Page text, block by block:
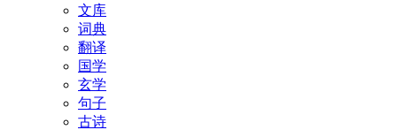
文库
词典
翻译
国学
玄学
句子
古诗